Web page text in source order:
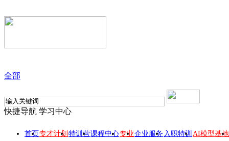
全部
快捷导航 学习中心
首页专才计划 特训营课程中心专业企业服务 入职特训 AI模型基地